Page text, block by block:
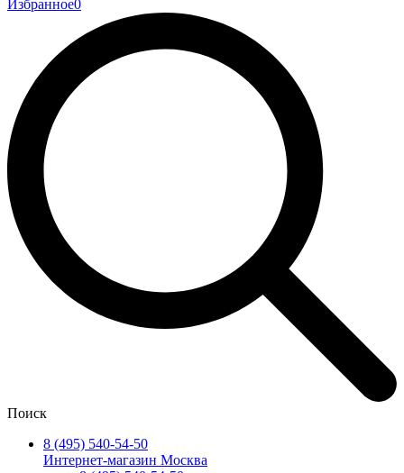
Избранное0
Поиск
8 (495) 540-54-50
Интернет-магазин Москва